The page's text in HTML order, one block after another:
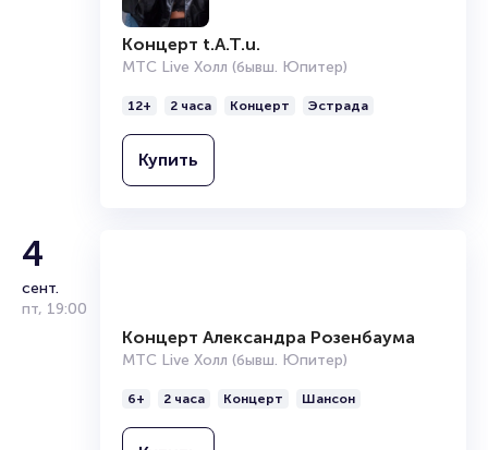
Продать билет
Организаторам
Концерт t.A.T.u.
МТС Live Холл (бывш. Юпитер)
12+ 2 часа Концерт Эстрада
Купить
4
сент.
пт, 19:00
Концерт Александра Розенбаума